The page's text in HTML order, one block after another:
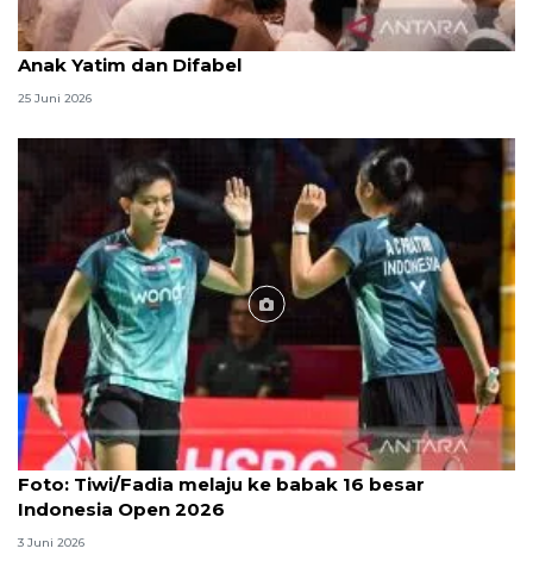
Menag jadikan setiap 10 Muharam sebagai Lebaran
Anak Yatim dan Difabel
25 Juni 2026
Foto
Foto: Tiwi/Fadia melaju ke babak 16 besar
Indonesia Open 2026
3 Juni 2026